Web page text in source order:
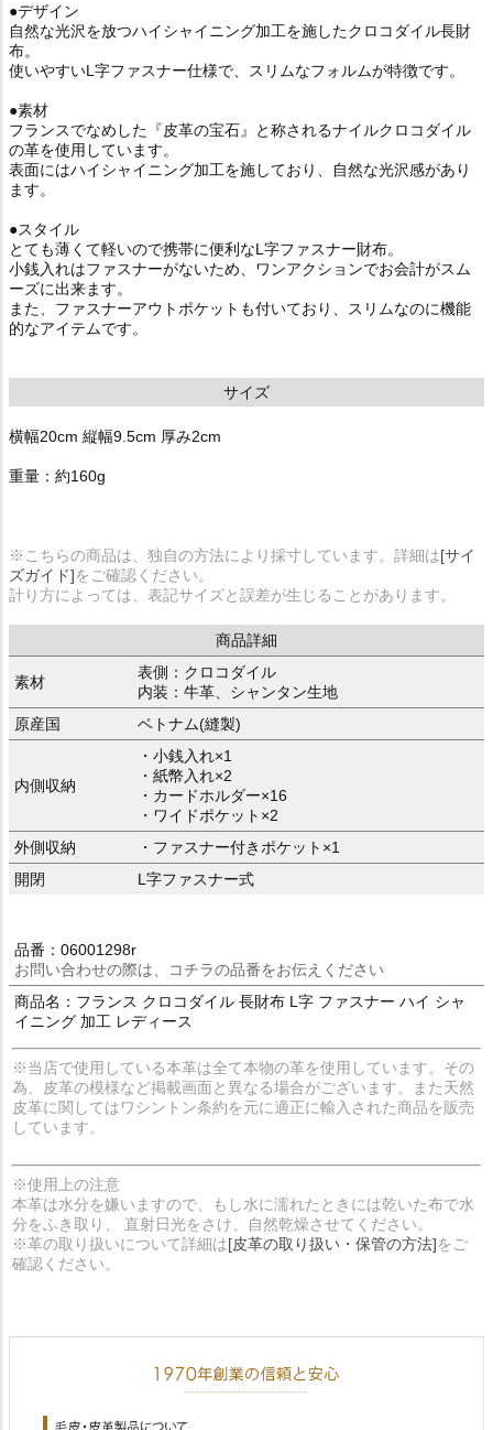
●デザイン
自然な光沢を放つハイシャイニング加工を施したクロコダイル長財
布。
使いやすいL字ファスナー仕様で、スリムなフォルムが特徴です。
●素材
フランスでなめした『皮革の宝石』と称されるナイルクロコダイル
の革を使用しています。
表面にはハイシャイニング加工を施しており、自然な光沢感があり
ます。
●スタイル
とても薄くて軽いので携帯に便利なL字ファスナー財布。
小銭入れはファスナーがないため、ワンアクションでお会計がスム
ーズに出来ます。
また、ファスナーアウトポケットも付いており、スリムなのに機能
的なアイテムです。
サイズ
横幅20cm 縦幅9.5cm 厚み2cm
重量：約160g
※こちらの商品は、独自の方法により採寸しています。詳細は[サイ
ズガイド]をご確認ください。
計り方によっては、表記サイズと誤差が生じることがあります。
商品詳細
素材
表側：クロコダイル
内装：牛革、シャンタン生地
原産国
ベトナム(縫製)
内側収納
・小銭入れ×1
・紙幣入れ×2
・カードホルダー×16
・ワイドポケット×2
外側収納
・ファスナー付きポケット×1
開閉
L字ファスナー式
品番：06001298r
お問い合わせの際は、コチラの品番をお伝えください
商品名：フランス クロコダイル 長財布 L字 ファスナー ハイ シャ
イニング 加工 レディース
※当店で使用している本革は全て本物の革を使用しています。その
為、皮革の模様など掲載画面と異なる場合がございます。また天然
皮革に関してはワシントン条約を元に適正に輸入された商品を販売
しています。
※使用上の注意
本革は水分を嫌いますので、もし水に濡れたときには乾いた布で水
分をふき取り、 直射日光をさけ、自然乾燥させてください。
※革の取り扱いについて詳細は[皮革の取り扱い・保管の方法]をご
確認ください。